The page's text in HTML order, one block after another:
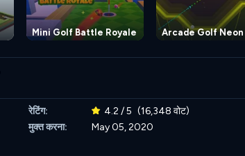
Mini Golf Battle Royale Arcade Golf Neon
रेटिंग: 4.2 / 5 (16,348 वोट)
मुक्त करना:
May 05, 2020